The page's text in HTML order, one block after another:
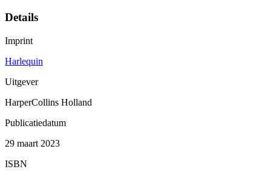
Details
Imprint
Harlequin
Uitgever
HarperCollins Holland
Publicatiedatum
29 maart 2023
ISBN